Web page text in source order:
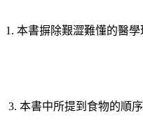
1. 本書摒除艱澀難懂的醫
3. 本書中所提到食物的順